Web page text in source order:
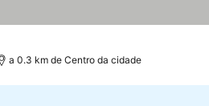
a 0.3 km de Centro da cidade